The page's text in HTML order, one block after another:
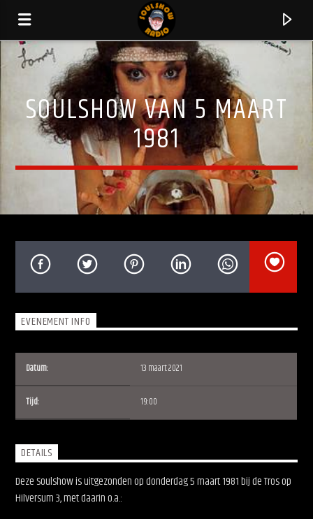
HUIDIG NUMMER
SOULSHOW VAN 5 MAART
1981
EVENEMENT INFO
Datum: 13 maart 2021
Tijd: 19:00
DETAILS
Deze Soulshow is uitgezonden op donderdag 5 maart 1981 bij de Tros op
Hilversum 3, met daarin o.a.: